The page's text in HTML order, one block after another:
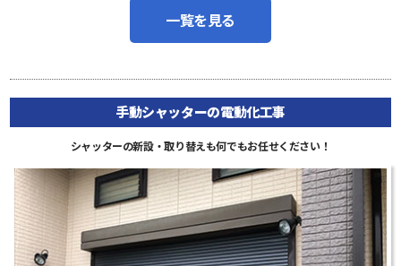
一覧を見る
手動シャッターの電動化工事
シャッターの新設・取り替えも何でもお任せください！